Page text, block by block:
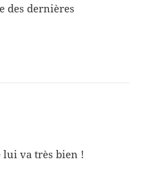
des dernières
lui va très bien !